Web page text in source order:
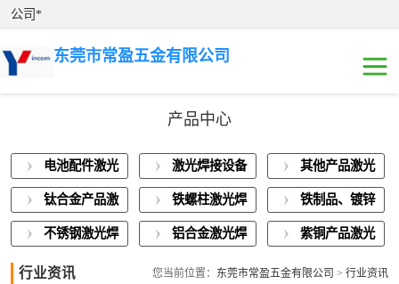
公司*
东莞市常盈五金有限公司
产品中心
电池配件激光
焊接
激光焊接设备
展示
其他产品激光
焊接
钛合金产品激
光焊接
铁螺柱激光焊
接加工
铁制品、镀锌
板激光焊接
不锈钢激光焊
铝合金激光焊
紫铜产品激光
行业资讯 您当前位置： 东莞市常盈五金有限公司 > 行业资讯
接
激光焊接设备展
示
其他产品激光焊